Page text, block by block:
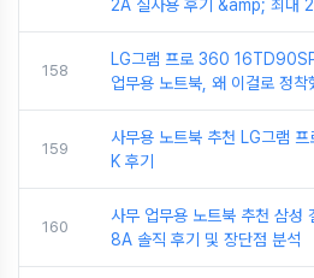
2A 실사용 후기 &amp; 최대
158
LG그램 프로 360
업무용 노트북, 왜 이걸로 정착
159
사무용 노트북 추천 LG그램
K 후기
160
사무 업무용 노트북 추천 삼
8A 솔직 후기 및 장단점 분석